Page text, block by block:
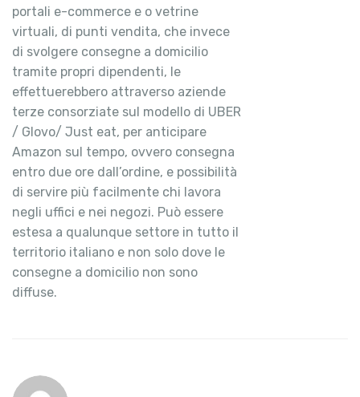
portali e-commerce e o vetrine
virtuali, di punti vendita, che invece
di svolgere consegne a domicilio
tramite propri dipendenti, le
effettuerebbero attraverso aziende
terze consorziate sul modello di UBER
/ Glovo/ Just eat, per anticipare
Amazon sul tempo, ovvero consegna
entro due ore dall’ordine, e possibilità
di servire più facilmente chi lavora
negli uffici e nei negozi. Può essere
estesa a qualunque settore in tutto il
territorio italiano e non solo dove le
consegne a domicilio non sono
diffuse.